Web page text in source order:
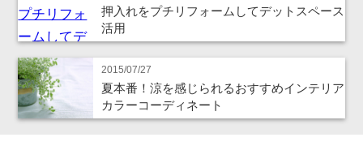
押入れをプチリフォームしてデットスペース
活用
2015/07/27
夏本番！涼を感じられるおすすめインテリア
カラーコーディネート